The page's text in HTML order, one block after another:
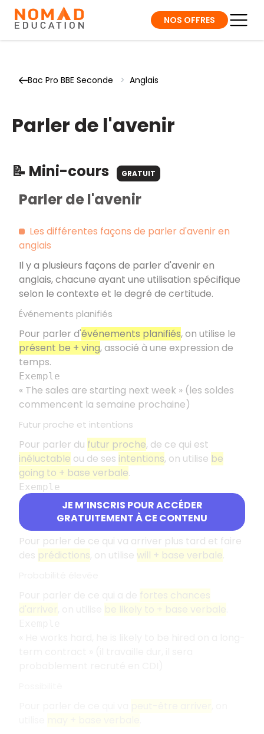
NOS OFFRES
Bac Pro BBE Seconde > Anglais
Parler de l'avenir
📝 Mini-cours GRATUIT
JE M’INSCRIS POUR ACCÉDER
GRATUITEMENT À CE CONTENU
Parler de l'avenir
Les différentes façons de parler d'avenir en
anglais
Il y a plusieurs façons de parler d'avenir en
anglais, chacune ayant une utilisation spécifique
selon le contexte et le degré de certitude.
Événements planifiés
Pour parler d'événements planifiés, on utilise le
présent be + ving, associé à une expression de
temps.
Exemple
« The sales are starting next week » (les soldes
commencent la semaine prochaine)
Futur proche et intentions
Pour parler du futur proche, de ce qui est
inéluctable ou de ses intentions, on utilise be
going to + base verbale.
Exemple
« After my exams, I'm going to look for a job »
Prédictions et événements futurs
Pour parler de ce qui va arriver plus tard et faire
des prédictions, on utilise will + base verbale
fortes chances